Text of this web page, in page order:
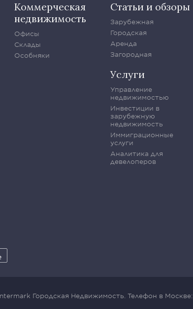
Коммерческая
недвижимость
Офисы
Склады
Особняки
Статьи и обзоры
Зарубежная
Городская
Аренда
Загородная
Услуги
Управление
недвижимостью
Инвестиции в
зарубежную
недвижимость
Иммиграционные
услуги
Аналитика для
девелоперов
Городская Недвижимость. Телефон в Москве: